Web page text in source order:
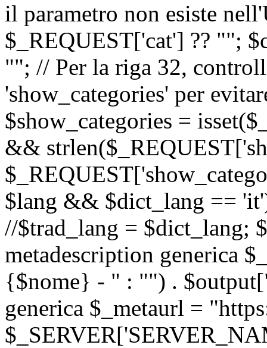
il parametro non esiste
$_REQUEST['cat'] ?? "";
""; // Per la riga 32,
'show_categories' per
$show_categories =
&&
$lang && $dict_lang ==
//$trad_lang = $dict_lang;
metadescription generica
{$nome} - " : "") .
generica $_metaurl =